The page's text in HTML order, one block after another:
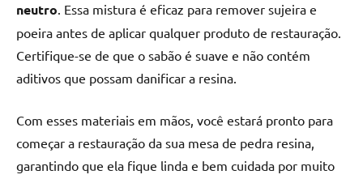
neutro. Essa mistura é eficaz para remover sujeira e
poeira antes de aplicar qualquer produto de restauração.
Certifique-se de que o sabão é suave e não contém
aditivos que possam danificar a resina.
Com esses materiais em mãos, você estará pronto para
começar a restauração da sua mesa de pedra resina,
garantindo que ela fique linda e bem cuidada por muito